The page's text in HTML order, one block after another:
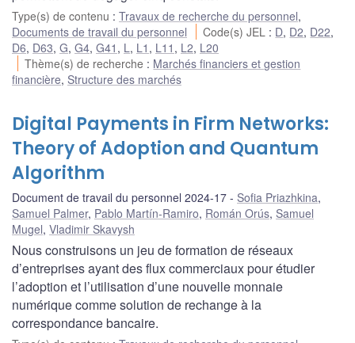
Type(s) de contenu : Travaux de recherche du personnel,
Documents de travail du personnel
Code(s) JEL : D, D2, D22,
D6, D63, G, G4, G41 , L , L1 , L11 , L2, L20
Thème(s) de recherche : Marchés financiers et gestion
financière, Structure des marchés
Digital Payments in Firm Networks:
Theory of Adoption and Quantum
Algorithm
Document de travail du personnel 2024-17 Sofia Priazhkina,
Samuel Palmer, Pablo Martín-Ramiro, Román Orús, Samuel
Mugel, Vladimir Skavysh
Nous construisons un jeu de formation de réseaux
d’entreprises ayant des flux commerciaux pour étudier
l’adoption et l’utilisation d’une nouvelle monnaie
numérique comme solution de rechange à la
correspondance bancaire.